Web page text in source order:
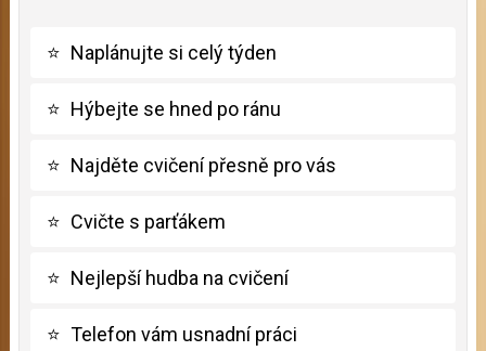
⭐ Naplánujte si celý týden
⭐ Hýbejte se hned po ránu
⭐ Najděte cvičení přesně pro vás
⭐ Cvičte s parťákem
⭐ Nejlepší hudba na cvičení
⭐ Telefon vám usnadní práci